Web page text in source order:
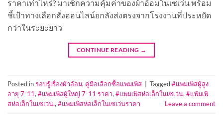
ราคาเท่าไหร่? มาเช็กความคุ้มค่าของผ้าอ้อมในเซเว่น พร้อม
ชี้เป้าทางเลือกสั่งออนไลน์ยกลังส่งตรงจากโรงงานที่ประหยัด
กว่าในระยะยาว
CONTINUE READING →
Posted inรอบรู้เรื่องผ้าอ้อม, คู่มือเลือกซื้อแพมเพิส Tagged#แพมเพิสผู้สูง
อายุ 7-11,#แพมเพิสผู้ใหญ่ 7-11 ราคา,#แพมเพิสห่อเล็กในเซเว่น,#แพ้มเพิ
สห่อเล็กในเซเว่น.,#แพมเพิสห่อเล็กในเซเว่นราคา Leave a comment